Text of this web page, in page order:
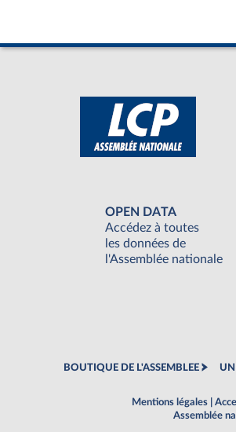
OPEN DATA
Accédez à toutes
les données de
l'Assemblée nationale
BOUTIQUE DE L'ASSEMBLEE
Mentions légales
Assemblée